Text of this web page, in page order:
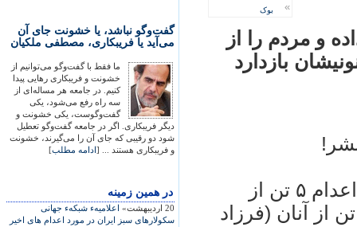
گفت‌وگو نباشد، یا خشونت جای آن
می‌آید یا فریبکاری، مصطفی ملکیان
ما فقط با گفت‌وگو می‌توانیم از
خشونت و فریبکاری رهایی پیدا
کنیم. در جامعه هر مساله‌ای از
سه راه رفع می‌شود، یکی
گفت‌وگوست، یکی خشونت و
دیگر فریبکاری. اگر در جامعه گفت‌وگو تعطیل
شود دو رقیبی که جای آن را می‌گیرند، خشونت
و فریبکاری هستند ... [ادامه مطلب]
در همين زمينه
20 اردیبهشت»
اعلاميهء شبکهء جهانی
سکولارهای سبز ايران در مورد اعدام های اخير
بوک
»
و مردم را از
صبح روز يکشنبه مورخه ۹/۵/۲۰۱۰، خبر اعدام ۵ تن از
از آنان (فرزاد